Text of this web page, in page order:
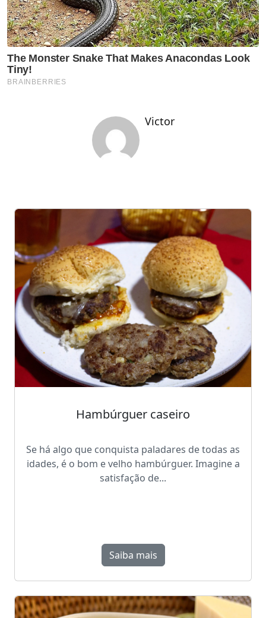
Victor
Hambúrguer caseiro
Se há algo que conquista paladares de todas as
idades, é o bom e velho hambúrguer. Imagine a
satisfação de...
Saiba mais